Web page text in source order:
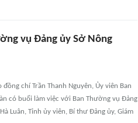
vụ Đảng ủy Sở Nông
chí Trần Thanh Nguyên, Ủy viên Ban
có buổi làm việc với Ban Thường vụ Đảng
Luân, Tỉnh ủy viên, Bí thư Đảng ủy, Giám